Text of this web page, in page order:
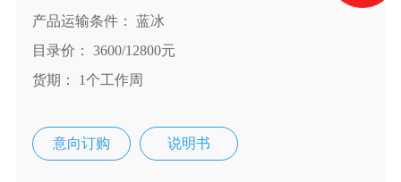
产品运输条件： 蓝冰
目录价： 3600/12800元
货期： 1个工作周
意向订购 说明书